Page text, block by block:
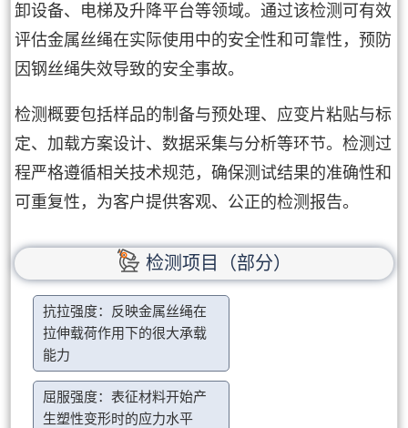
卸设备、电梯及升降平台等领域。通过该检测可有效
评估金属丝绳在实际使用中的安全性和可靠性，预防
因钢丝绳失效导致的安全事故。
检测概要包括样品的制备与预处理、应变片粘贴与标
定、加载方案设计、数据采集与分析等环节。检测过
程严格遵循相关技术规范，确保测试结果的准确性和
可重复性，为客户提供客观、公正的检测报告。
检测项目（部分）
抗拉强度：反映金属丝绳在
拉伸载荷作用下的很大承载
能力
屈服强度：表征材料开始产
生塑性变形时的应力水平